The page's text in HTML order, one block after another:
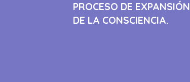
PROCESO DE EXPANSIÓN
DE LA CONSCIENCIA.